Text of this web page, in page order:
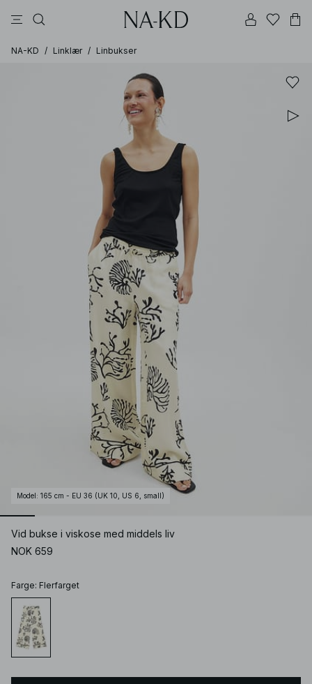
NA-KD / Linklær / Linbukser
Model : 165 cm - EU 36 (UK 10, US 6, small)
Vid bukse i viskose med middels liv
NOK 659
Farge: Flerfarget